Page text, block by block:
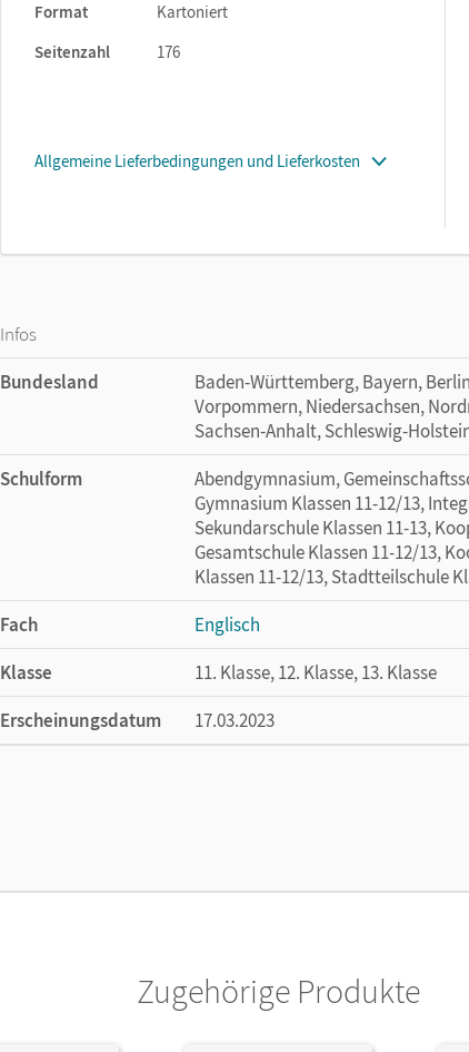
Format
Kartoniert
Seitenzahl
176
Allgemeine Lieferbedingungen und Lieferkosten
Infos
Bundesland
Baden-Württemberg, Bayern,
Vorpommern, Niedersachsen,
Sachsen-Anhalt, Schleswig-
Schulform
Abendgymnasium,
Gymnasium Klassen 11-12/13,
Sekundarschule Klassen 11-13,
Gesamtschule Klassen 11-12/13,
Klassen 11-12/13, Stadtteilschule
Fach
Englisch
Klasse
11. Klasse, 12. Klasse, 13. Klasse
Erscheinungsdatum
17.03.2023
Zugehörige Produkte